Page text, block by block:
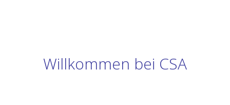
Willkommen bei CSA